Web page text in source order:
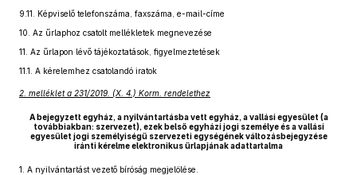
9.11.
Képviselő telefonszáma, faxszáma, e-mail-címe
10. Az űrlaphoz csatolt mellékletek megnevezése
11. Az űrlapon lévő tájékoztatások, figyelmeztetések
11.1. A kérelemhez csatolandó iratok
2. melléklet a 231/2019. (X. 4.) Korm. rendelethez
A bejegyzett egyház, a nyilvántartásba vett egyház, a vallási egyesület (a
továbbiakban: szervezet), ezek belső egyházi jogi személye és a vallási
egyesület jogi személyiségű szervezeti egységének változásbejegyzése
iránti kérelme elektronikus űrlapjának adattartalma
1. A nyilvántartást vezető bíróság megjelölése.